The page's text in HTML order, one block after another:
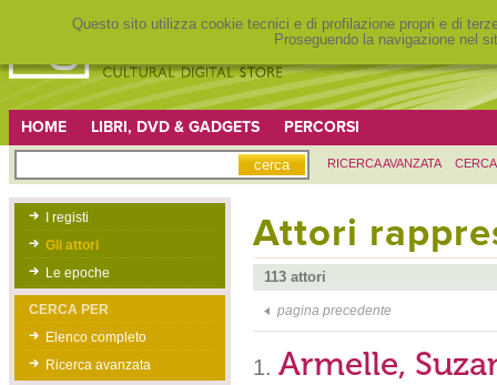
Questo sito utilizza cookie tecnici e di profilazione propri e di
Proseguendo la navigazione nel
HOME LIBRI, DVD & GADGETS PERCORSI
RICERCA AVANZATA
I registi
Gli attori
Le epoche
CERCA PER
Elenco completo
Ricerca avanzata
Attori
113 attori
pagina precedente
Armelle,